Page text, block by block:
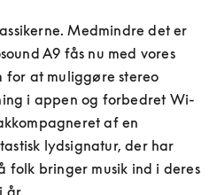
Medmindre det er
A9 fås nu med vores
at muliggøre stereo
i appen og forbedret Wi-
af en
lydsignatur, der har
folk bringer musik ind i deres
år.